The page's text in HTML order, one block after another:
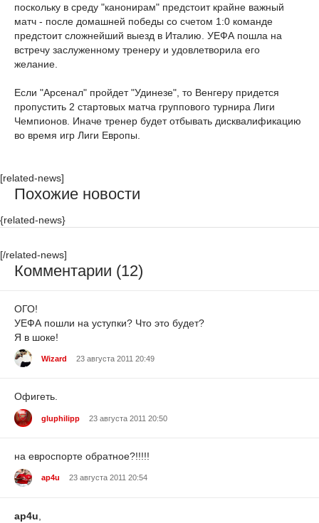
поскольку в среду "канонирам" предстоит крайне важный
матч - после домашней победы со счетом 1:0 команде
предстоит сложнейший выезд в Италию. УЕФА пошла на
встречу заслуженному тренеру и удовлетворила его
желание.
Если "Арсенал" пройдет "Удинезе", то Венгеру придется
пропустить 2 стартовых матча группового турнира Лиги
Чемпионов. Иначе тренер будет отбывать дисквалификацию
во время игр Лиги Европы.
[related-news]
Похожие новости
{related-news}
[/related-news]
Комментарии (12)
ОГО!
УЕФА пошли на уступки? Что это будет?
Я в шоке!
Wizard 23 августа 2011 20:49
Офигеть.
gluphilipp 23 августа 2011 20:50
на евроспорте обратное?!!!!!
ap4u 23 августа 2011 20:54
ap4u